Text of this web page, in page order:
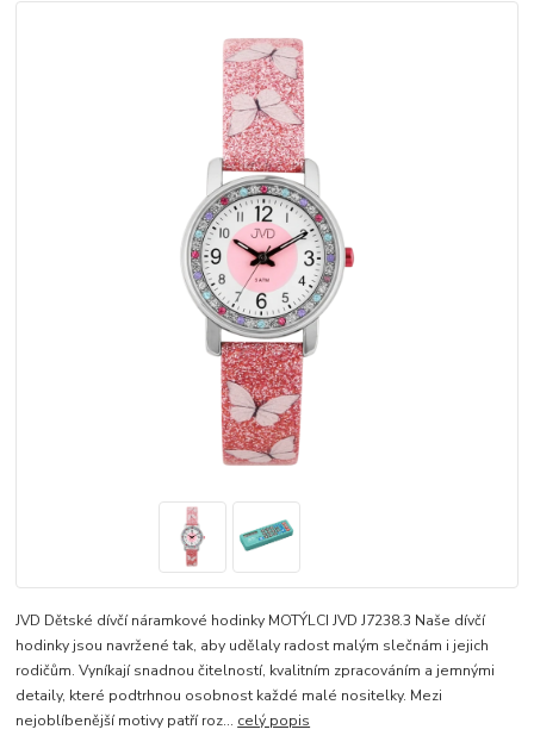
JVD Dětské dívčí náramkové hodinky MOTÝLCI JVD J7238.3 Naše dívčí
hodinky jsou navržené tak, aby udělaly radost malým slečnám i jejich
rodičům. Vyníkají snadnou čitelností, kvalitním zpracováním a jemnými
detaily, které podtrhnou osobnost každé malé nositelky. Mezi
nejoblíbenější motivy patří roz... celý popis